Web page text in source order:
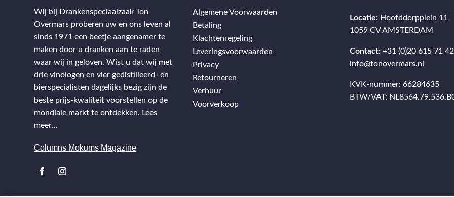
Wij bij Drankenspeciaalzaak Ton
Overmars proberen uw en ons leven al
sinds 1971 een beetje aangenamer te
maken door u dranken aan te raden
waar wij in geloven. Wist u dat wij met
drie vinologen en vier gedistilleerd- en
bierspecialisten dagelijks bezig zijn de
beste prijs-kwaliteit voorstellen op de
mondiale markt te ontdekken. Lees
meer…
Columns Mokums Magazine
Algemene Voorwaarden
Betaling
Klachtenregeling
Leveringsvoorwaarden
Privacy
Retourneren
Verhuur
Voorverkoop
Locatie: Hoofddorpplein 11
1059 CV AMSTERDAM
Contact: +31 (0)20 615 71 42
info@tonovermars.nl
KVK-nummer: 66284635
BTW/VAT: